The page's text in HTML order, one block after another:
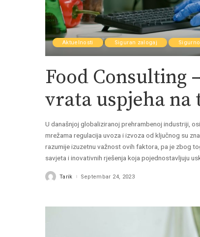
Aktuelnosti Siguran zalogaj
Food Consulting
vrata uspjeha
U današnjoj globaliziranoj prehrambenoj industriji,
mrežama regulacija uvoza i izvoza od ključnog su
razumije izuzetnu važnost ovih faktora, pa je zbog
savjeta i inovativnih rješenja koja pojednostavljuju
PostedTarik Septembar 24, 2023